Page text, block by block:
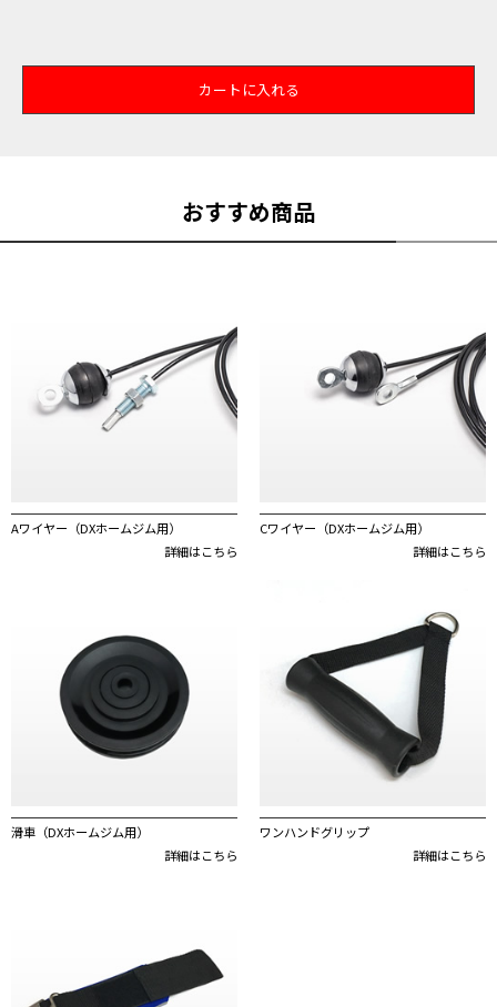
カートに入れる
おすすめ商品
Aワイヤー（DXホームジム用）
詳細はこちら
Cワイヤー（DXホームジム用）
詳細はこちら
滑車（DXホームジム用）
詳細はこちら
ワンハンドグリップ
詳細はこちら